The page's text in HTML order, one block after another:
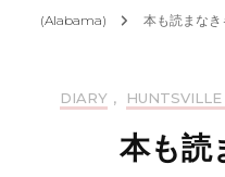
(Alabama)
本も読まなき
DIARY ,
本も読